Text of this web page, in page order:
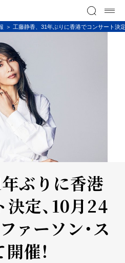
工藤静香、31年ぶりに香港でコンサート決
ぶりに香港
定、10月24
ァーソン・ス
催！